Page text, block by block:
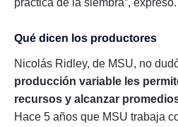
Qué dicen los productores
Nicolás Ridley, de MSU, no
producción variable les
recursos y alcanzar
Hace 5 años que MSU trabaja